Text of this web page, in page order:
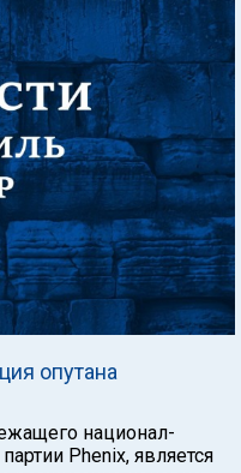
опутана
национал-
Phenix, является